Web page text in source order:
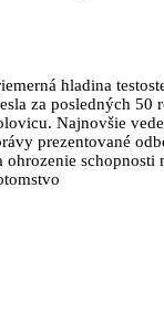
sú podľa
pre kontrolu liečiv
prezlečení za
přelomová studie o
a zveřejněna
Fica o fatálnych
hladina
za posledných 50
Najnovšie
prezentované
ohrozenie schopnosti